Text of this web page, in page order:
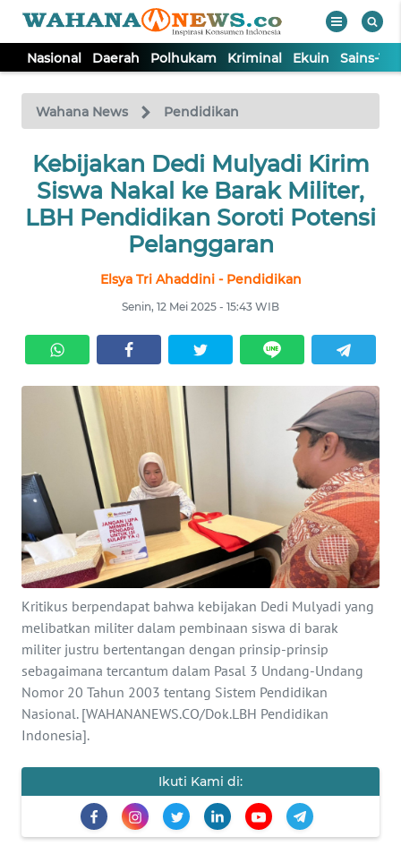
Nasional Daerah Polhukam Kriminal Ekuin Sains-
Wahana News Pendidikan
Kebijakan Dedi Mulyadi Kirim
Siswa Nakal ke Barak Militer,
LBH Pendidikan Soroti Potensi
Pelanggaran
Elsya Tri Ahaddini - Pendidikan
Senin, 12 Mei 2025 - 15:43 WIB
Kritikus berpendapat bahwa kebijakan Dedi Mulyadi yang
melibatkan militer dalam pembinaan siswa di barak
militer justru bertentangan dengan prinsip-prinsip
sebagaimana tercantum dalam Pasal 3 Undang-Undang
Nomor 20 Tahun 2003 tentang Sistem Pendidikan
Nasional. [WAHANANEWS.CO/Dok.LBH Pendidikan
Indonesia].
Ikuti Kami di:
TV
Tutup
NASIONAL
DAERAH
EKUIN
SAINS-TEKNO
KESEHATAN
INTERNASIONAL
SERBA-SERBI
PENDIDIKAN
OLAHRAGA
OPINI